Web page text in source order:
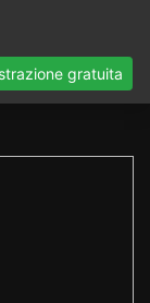
gratuita